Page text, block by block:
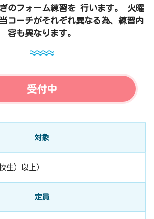
のフォーム練習を 行います。 火曜
コーチがそれぞれ異なる為、練習内
容も異なります。
受付中
対象
生）以上）
定員